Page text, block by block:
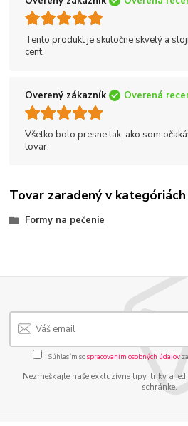
Tento produkt je skutočne skvelý a
cent.
Overený zákazník Overená
Všetko bolo presne tak, ako som
tovar.
Tovar zaradený v kategóriách
Formy na pečenie
Súhlasím sospracovaním osobných údajov
Nezmeškajte naše exkluzívne tipy, triky a
schránke.